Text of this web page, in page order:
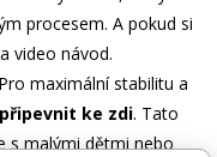
procesem. A pokud si
video návod.
Pro maximální stabilitu a
připevnit ke zdi. Tato
s malými dětmi nebo